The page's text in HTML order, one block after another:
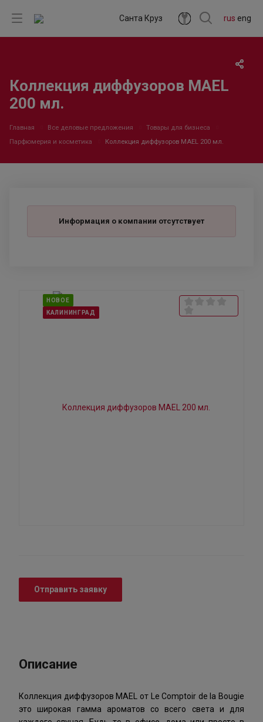
rus eng
Санта Круз
Коллекция диффузоров MAEL
200 мл.
Главная Все деловые предложения
Товары для бизнеса
Парфюмерия и косметика
Коллекция диффузоров MAEL 200 мл.
Информация о компании отсутствует
НОВОЕ
КАЛИНИНГРАД
Отправить заявку
Описание
Коллекция диффузоров MAEL от Le Comptoir de la Bougie
это широкая гамма ароматов со всего света и для